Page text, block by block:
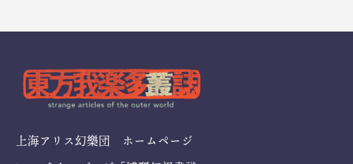
上海アリス幻樂団 ホームページ